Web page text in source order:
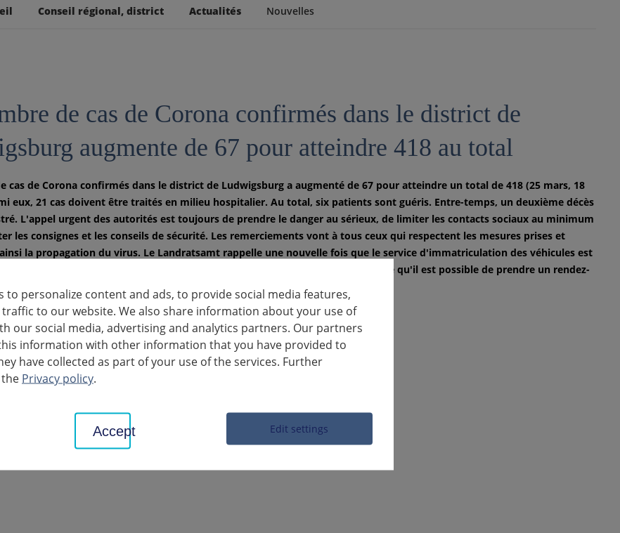
Conseil régional, district Actualités Nouvelles
de cas de Corona confirmés dans le district de
augmente de 67 pour atteindre 418 au total
cas de Corona confirmés dans le district de Ludwigsburg a augmenté de 67 pour atteindre un total de 418 (25 mars, 18
eux, 21 cas doivent être traités en milieu hospitalier. Au total, six patients sont guéris. Entre-temps, un deuxième décès
L'appel urgent des autorités est toujours de prendre le danger au sérieux, de limiter les contacts sociaux au minimum
les consignes et les conseils de sécurité. Les remerciements vont à tous ceux qui respectent les mesures prises et
la propagation du virus. Le Landratsamt rappelle une nouvelle fois que le service d'immatriculation des véhicules est
nouvel ordre en raison du risque accru d'infection. Ce n'est qu'en cas d'urgence qu'il est possible de prendre un rendez-
cas de Corona confirmés dans les 39 villes et
l'arrondissement de Ludwigsburg (situation au
de cas confirmés.
to personalize content and ads, to provide social media features,
traffic to our website. We also share information about your use of
our social media, advertising and analytics partners. Our partners
information with other information that you have provided to
have collected as part of your use of the services. Further
Privacy policy.
Edit settings
Accept